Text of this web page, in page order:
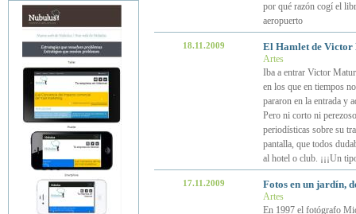
por qué razón cogí el
aeropuerto
18.11.2009 El Hamlet de Victor
Artes
Iba a entrar Victor
en los que en tiempos
pararon en la entrada y
Pero ni corto ni
periodísticas sobre su
pantalla, que todos
al hotel o club. ¡¡¡Un
17.11.2009 Fotos en un jardín,
Artes
En 1997 el fotógrafo